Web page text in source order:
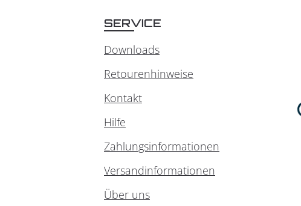
SERVICE
Downloads
Retourenhinweise
Kontakt
Hilfe
Zahlungsinformationen
Versandinformationen
Über uns